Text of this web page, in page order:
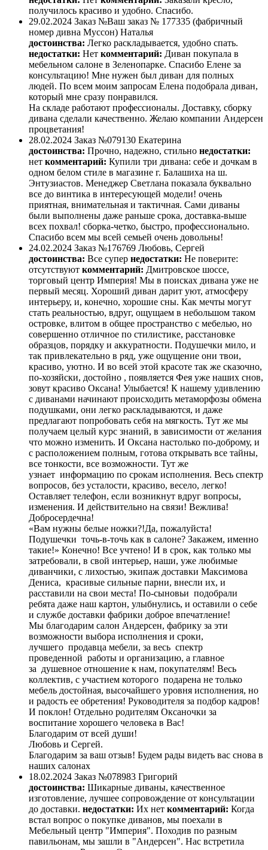
получилось красиво и удобно. Спасибо.
29.02.2024 Заказ №Ваш заказ № 177335 (фабричный
номер дивна Муссон) Наталья
достоинства: Легко раскладывается, удобно спать.
недостатки: Нет комментарий: Диван покупала в
мебельном салоне в Зеленопарке. Спасибо Елене за
консультацию! Мне нужен был диван для полных
людей. По всем моим запросам Елена подобрала диван,
который мне сразу понравился.
На складе работают профессионалы. Доставку, сборку
дивана сделали качественно. Желаю компании Андерсен
процветания!
28.02.2024 Заказ №079130 Екатерина
достоинства: Прочно, надежно, стильно недостатки:
нет комментарий: Купили три дивана: себе и дочкам в
одном белом стиле в магазине г. Балашиха на ш.
Энтузиастов. Менеджер Светлана показала буквально
все до винтика в интересующей модели! очень
приятная, внимательная и тактичная. Сами диваны
были выполнены даже раньше срока, доставка-выше
всех похвал! сборка-четко, быстро, профессионально.
Спасибо всем мы всей семьей очень довольны!
24.02.2024 Заказ №176769 Любовь, Сергей
достоинства: Все супер недостатки: Не поверите:
отсутствуют комментарий: Дмитровское шоссе,
торговый центр Империя! Мы в поисках дивана уже не
первый месяц. Хороший диван дарит уют, атмосферу
интерьеру, и, конечно, хорошие сны. Как мечты могут
стать реальностью, вдруг, ощущаем в небольшом таком
островке, влитом в общее пространство с мебелью, но
совершенно отличное по стилистике, расстановке
образцов, порядку и аккуратности. Подушечки мило, и
так привлекательно в ряд, уже ощущение они твои,
красиво, уютно. И во всей этой красоте так же сказочно,
по-хозяйски, достойно , появляется Фея уже наших снов,
зовут красиво Оксана! Улыбается! К нашему удивлению
с диванами начинают происходить метаморфозы обмена
подушками, они легко раскладываются, и даже
предлагают попробовать себя на мягкость. Тут же мы
получаем целый курс знаний, в зависимости от желания
что можно изменить. И Оксана настолько по-доброму, и
с расположением полным, готова открывать все тайны,
все тонкости, все возможности. Тут же
узнает информацию по срокам исполнения. Весь спектр
вопросов, без усталости, красиво, весело, легко!
Оставляет телефон, если возникнут вдруг вопросы,
изменения. И действительно на связи! Вежлива!
Добросердечна!
«Вам нужны белые ножки?!Да, пожалуйста!
Подушечки точь-в-точь как в салоне? Закажем, именно
такие!» Конечно! Все учтено! И в срок, как только мы
затребовали, в свой интерьер, наши, уже любимые
диванчики, с лихостью, экипаж доставки Максимова
Дениса, красивые сильные парни, внесли их, и
расставили на свои места! По-сыновьи подобрали
ребята даже наш картон, улыбнулись, и оставили о себе
и службе доставки фабрики доброе впечатление!
Мы благодарим салон Андерсен, фабрику за эти
возможности выбора исполнения и сроки,
лучшего продавца мебели, за весь спектр
проведенной работы и организацию, а главное
за душевное отношение к нам, покупателям! Весь
коллектив, с участием которого подарена не только
мебель достойная, высочайшего уровня исполнения, но
и радость ее обретения! Руководителя за подбор кадров!
И поклон! Отдельно родителям Оксаночки за
воспитание хорошего человека в Вас!
Благодарим от всей души!
Любовь и Сергей.
Благодарим за ваш отзыв! Будем рады видеть вас снова в
наших салонах
18.02.2024 Заказ №078983 Григорий
достоинства: Шикарные диваны, качественное
изготовление, лучшее сопровождение от консультации
до доставки. недостатки: Их нет комментарий: Когда
встал вопрос о покупке диванов, мы поехали в
Мебельный центр "Империя". Походив по разным
павильонам, мы зашли в "Андерсен". Нас встретила